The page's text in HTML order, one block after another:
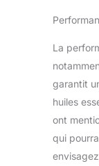
La
garantit
huiles
ont
qui